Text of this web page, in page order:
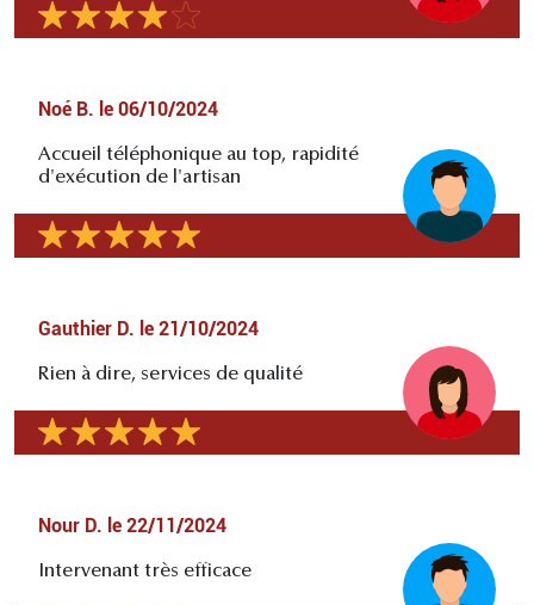
Noé B. le 06/10/2024
Accueil téléphonique au top, rapidité
d'exécution de l'artisan
Gauthier D. le 21/10/2024
Rien à dire, services de qualité
Nour D. le 22/11/2024
Intervenant très efficace